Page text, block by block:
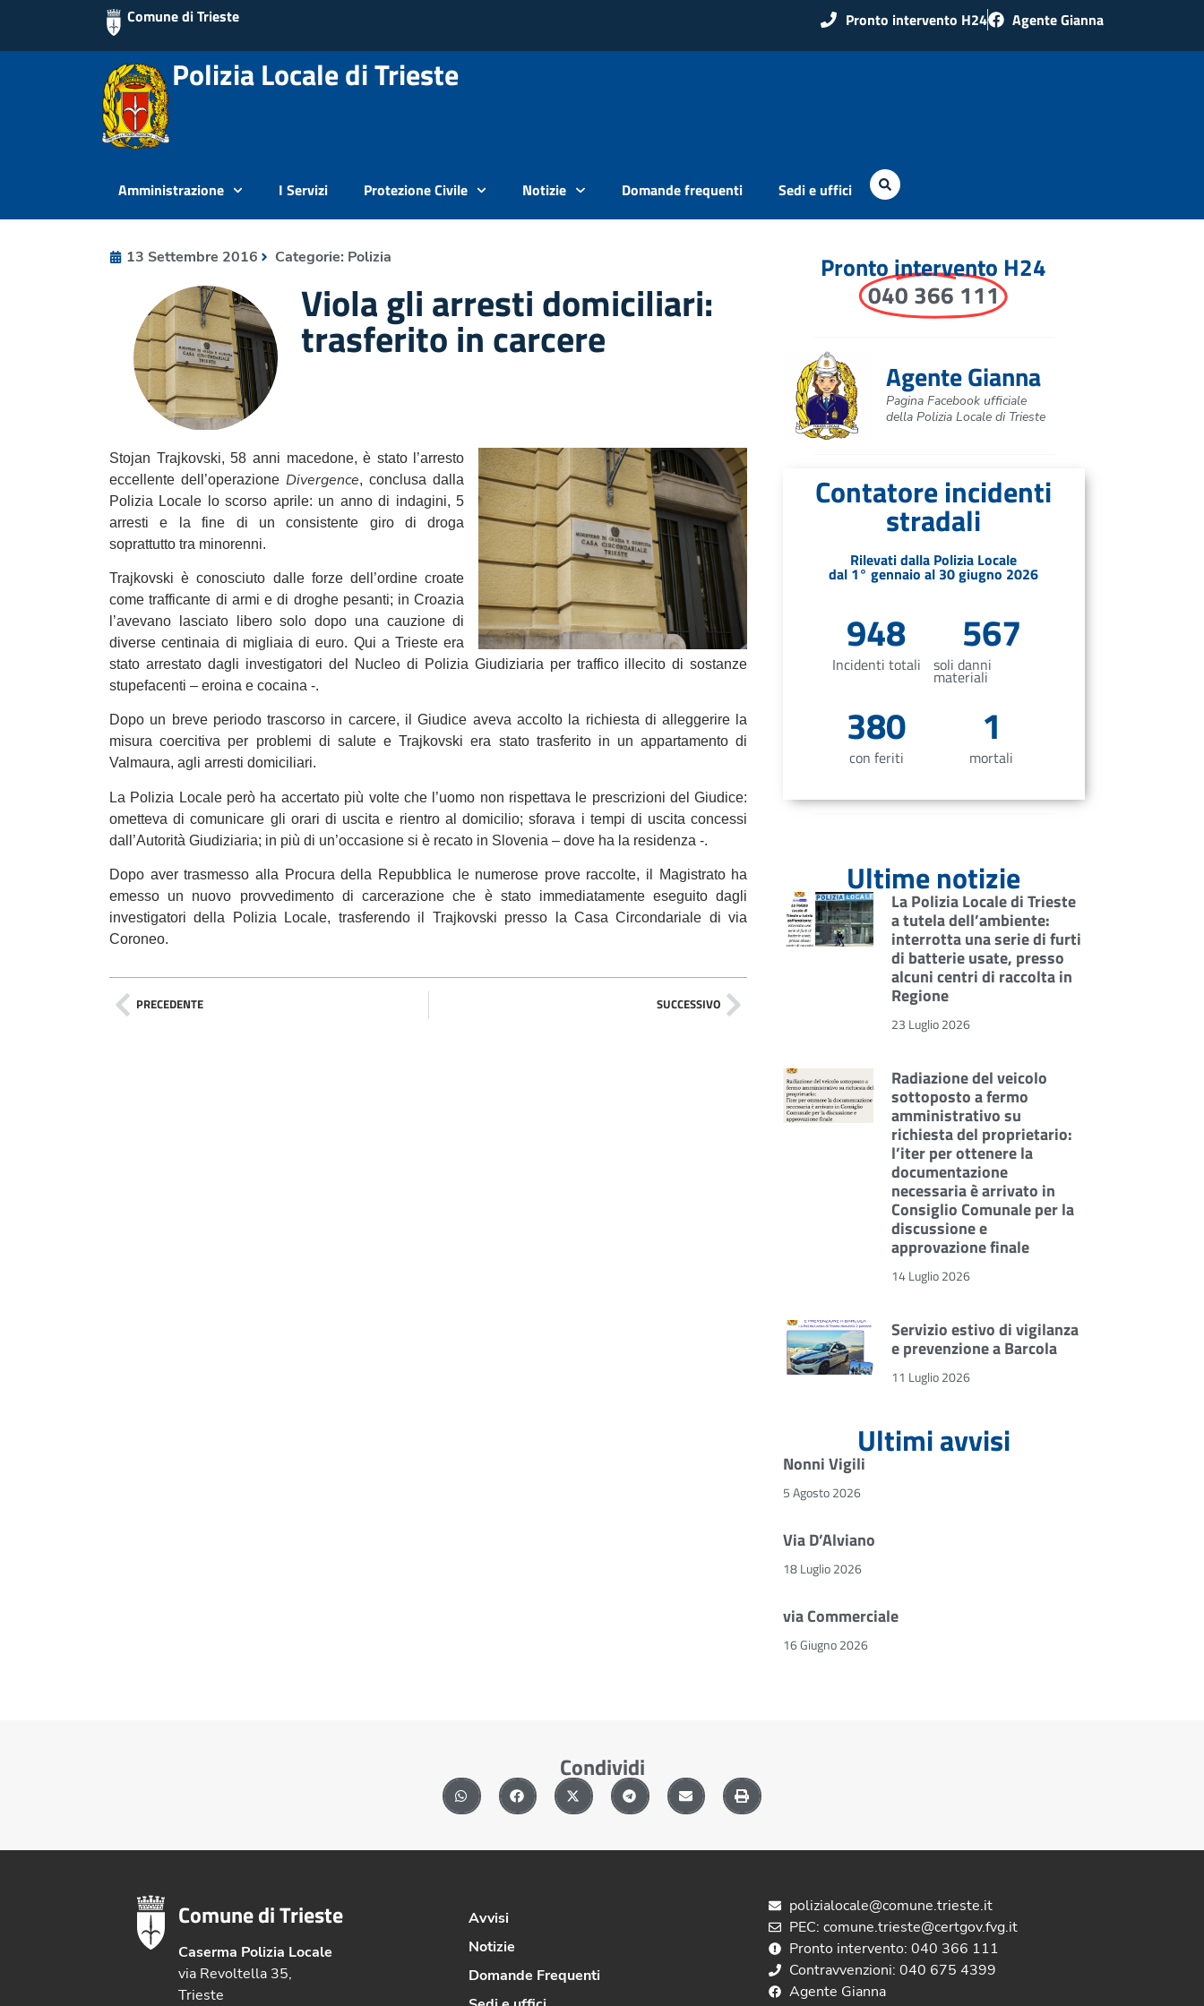
Comune di Trieste Pronto intervento H24 Agente Gianna
Polizia Locale di Trieste
Amministrazione I Servizi Protezione Civile Notizie Domande frequenti Sedi e uffici
13 Settembre 2016 Categorie: Polizia
Viola gli arresti domiciliari:
trasferito in carcere
Stojan Trajkovski, 58 anni macedone, è stato l’arresto
eccellente dell’operazione Divergence, conclusa dalla
Polizia Locale lo scorso aprile: un anno di indagini, 5
arresti e la fine di un consistente giro di droga
soprattutto tra minorenni.
Trajkovski è conosciuto dalle forze dell’ordine croate
come trafficante di armi e di droghe pesanti; in Croazia
l’avevano lasciato libero solo dopo una cauzione di
diverse centinaia di migliaia di euro. Qui a Trieste era
stato arrestato dagli investigatori del Nucleo di Polizia Giudiziaria per traffico illecito di sostanze
stupefacenti – eroina e cocaina -.
Dopo un breve periodo trascorso in carcere, il Giudice aveva accolto la richiesta di alleggerire la
misura coercitiva per problemi di salute e Trajkovski era stato trasferito in un appartamento di
Valmaura, agli arresti domiciliari.
La Polizia Locale però ha accertato più volte che l’uomo non rispettava le prescrizioni del Giudice:
ometteva di comunicare gli orari di uscita e rientro al domicilio; sforava i tempi di uscita concessi
dall’Autorità Giudiziaria; in più di un’occasione si è recato in Slovenia – dove ha la residenza -.
Dopo aver trasmesso alla Procura della Repubblica le numerose prove raccolte, il Magistrato ha
emesso un nuovo provvedimento di carcerazione che è stato immediatamente eseguito dagli
investigatori della Polizia Locale, trasferendo il Trajkovski presso la Casa Circondariale di via
Coroneo.
PRECEDENTE SUCCESSIVO
Pronto intervento H24
040 366 111
Agente Gianna
Pagina Facebook ufficiale
della Polizia Locale di Trieste
Contatore incidenti
stradali
Rilevati dalla Polizia Locale
dal 1° gennaio al 30 giugno 2026
Incidenti totali
948
soli danni
materiali
567
con feriti
380
mortali
1
Ultime notizie
La Polizia Locale di Trieste
a tutela dell’ambiente:
interrotta una serie di furti
di batterie usate, presso
alcuni centri di raccolta in
Regione
23 Luglio 2026
Radiazione del veicolo
sottoposto a fermo
amministrativo su
richiesta del proprietario:
l’iter per ottenere la
documentazione
necessaria è arrivato in
Consiglio Comunale per la
discussione e
approvazione finale
14 Luglio 2026
Servizio estivo di vigilanza
e prevenzione a Barcola
11 Luglio 2026
Ultimi avvisi
Nonni Vigili
5 Agosto 2026
Via D’Alviano
18 Luglio 2026
via Commerciale
16 Giugno 2026
Condividi
Comune di Trieste
Caserma Polizia Locale
via Revoltella 35,
Trieste
Avvisi
Notizie
Domande Frequenti
polizialocale@comune.trieste.it
PEC: comune.trieste@certgov.fvg.it
Pronto intervento: 040 366 111
Contravvenzioni: 040 675 4399
Agente Gianna